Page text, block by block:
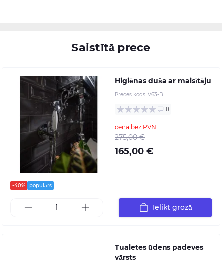
Saistītā prece
-40% populārs
Higiēnas duša ar maisītāju
Preces kods: V63-B
0
cena bez PVN
275,00 €
165,00 €
Ielikt grozā
Tualetes ūdens padeves
vārsts